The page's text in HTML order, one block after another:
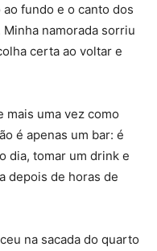
fundo e o canto dos
namorada sorriu
certa ao voltar e
uma vez como
é apenas um bar: é
dia, tomar um drink e
depois de horas de
na sacada do quarto